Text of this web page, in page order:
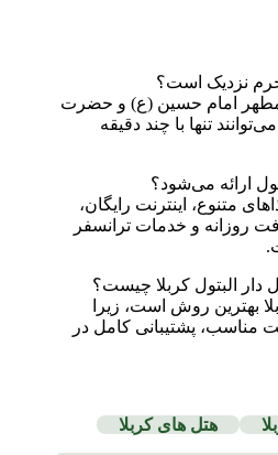
مطهر امام حسین (ع) و حضرت
تنها با چند دقیقه
متنوع، اینترنت رایگان،
روزانه و خدمات ترانسفر
بهترین روش است، زیرا
مناسب، پشتیبانی کامل در
هتل های کربلا